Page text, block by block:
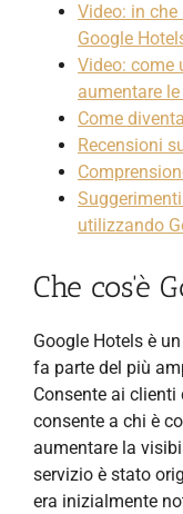
Video: in
Google
Video: come
aumentare
Come
Recensioni
utilizzando
Che cos'è
Google Hotels è
fa parte del più
Consente ai clienti
consente a chi è
aumentare la
servizio è stato
era inizialmente